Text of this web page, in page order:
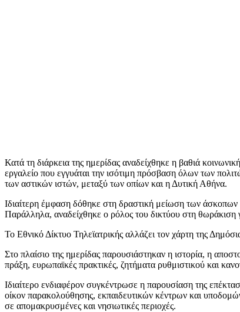
Κατά τη διάρκεια της ημερίδας αναδείχθηκε η βαθιά
εργαλείο που εγγυάται την ισότιμη πρόσβαση όλων των
των αστικών ιστών, μεταξύ των οπίων και η Δυτική Αθήνα.
Ιδιαίτερη έμφαση δόθηκε στη δραστική μείωση των
Παράλληλα, αναδείχθηκε ο ρόλος του δικτύου στη
Το Εθνικό Δίκτυο Τηλεϊατρικής αλλάζει τον χάρτη της
Στο πλαίσιο της ημερίδας παρουσιάστηκαν η ιστορία, η
πράξη, ευρωπαϊκές πρακτικές, ζητήματα ρυθμιστικού και
Ιδιαίτερο ενδιαφέρον συγκέντρωσε η παρουσίαση της
οίκον παρακολούθησης, εκπαιδευτικών κέντρων και
σε απομακρυσμένες και νησιωτικές περιοχές.